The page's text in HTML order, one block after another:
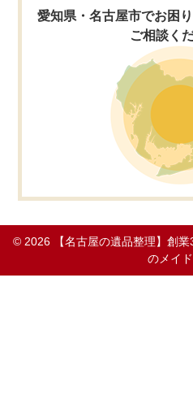
愛知県・名古屋市でお困
ご相談く
© 2026
【名古屋の遺品整理】創
のメイ